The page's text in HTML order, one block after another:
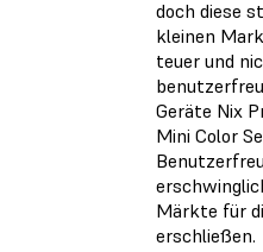
doch diese
kleinen
teuer und
Geräte Nix
Mini Color
Märkte für
erschließen.